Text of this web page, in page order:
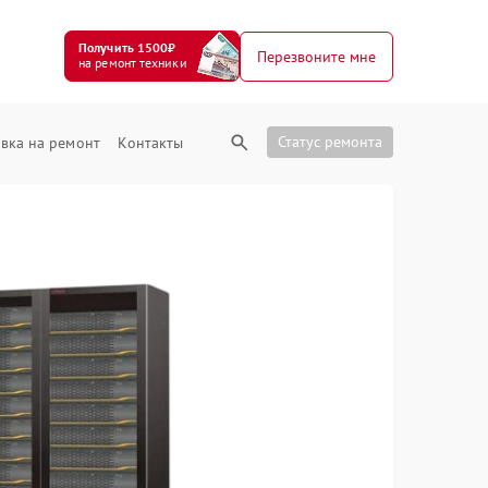
Получить 1500₽
на ремонт техники
Перезвоните мне
на ремонт Контакты Статус ремонта